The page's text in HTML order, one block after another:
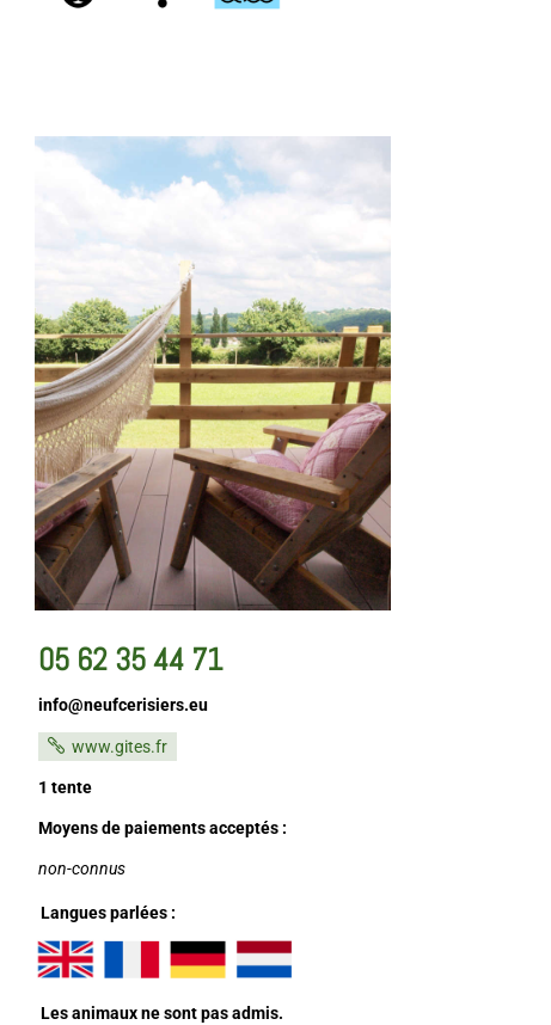
05 62 35 44 71
info@neufcerisiers.eu
www.gites.fr
1 tente
Moyens de paiements acceptés :
non-connus
Langues parlées :
Les animaux ne sont pas admis.